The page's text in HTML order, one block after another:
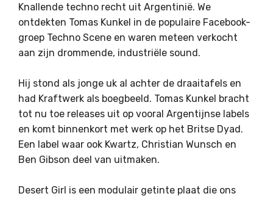
Knallende techno recht uit Argentinië. We
ontdekten Tomas Kunkel in de populaire Facebook-
groep Techno Scene en waren meteen verkocht
aan zijn drommende, industriële sound.
Hij stond als jonge uk al achter de draaitafels en
had Kraftwerk als boegbeeld. Tomas Kunkel bracht
tot nu toe releases uit op vooral Argentijnse labels
en komt binnenkort met werk op het Britse Dyad.
Een label waar ook Kwartz, Christian Wunsch en
Ben Gibson deel van uitmaken.
Desert Girl is een modulair getinte plaat die ons